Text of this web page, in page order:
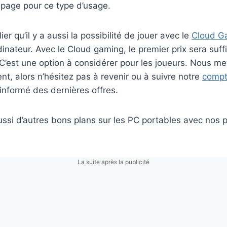
pour ce type d’usage.
qu’il y a aussi la possibilité de jouer avec le Cloud
Avec le Cloud gaming, le premier prix sera
une option à considérer pour les joueurs. Nous
alors n’hésitez pas à revenir ou à suivre notre
des dernières offres.
d’autres bons plans sur les PC portables avec nos
La suite après la publicité